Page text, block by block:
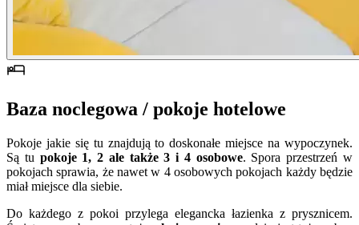
Baza noclegowa / pokoje hotelowe
Pokoje jakie się tu znajdują to doskonałe miejsce na wypoczynek.
Są tu pokoje 1, 2 ale także 3 i 4 osobowe. Spora przestrzeń w
pokojach sprawia, że nawet w 4 osobowych pokojach każdy będzie
miał miejsce dla siebie.
Do każdego z pokoi przylega elegancka łazienka z prysznicem.